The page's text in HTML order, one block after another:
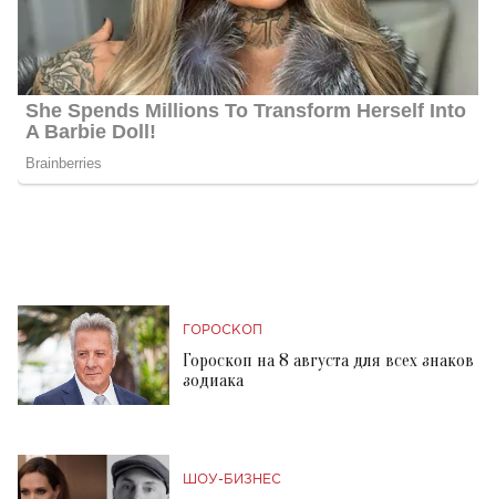
ГОРОСКОП
Гороскоп на 8 августа для всех знаков
зодиака
ШОУ-БИЗНЕС